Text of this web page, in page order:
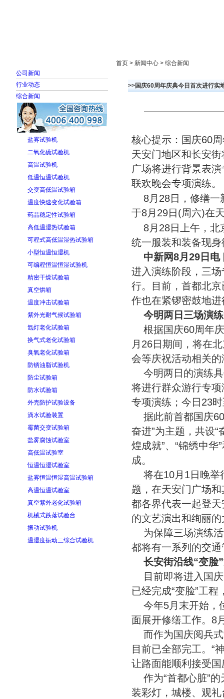
公司新闻
行业动态
综合新闻
盐雾试验机
二氧化硫试验机
高温试验机
低温恒温试验机
交变高低温试验箱
温度快速变化试验箱
药品稳定性试验箱
高低温湿热试验箱
可程式高低温湿热试验箱
小型恒温恒湿机
可编程恒温恒湿试验机
精密干燥试验箱
真空烘箱
温度冲击试验箱
紫外光耐气候试验箱
氙灯老化试验箱
换气式老化试验箱
臭氧老化试验箱
防锈油脂试验机
防尘试验箱
防水试验箱
外壳防护试验设备
滴水试验装置
霉菌交变试验箱
盐雾腐蚀试验室
高低温试验室
恒温恒湿试验室
盐雾恒温恒湿高温试验箱
高温恒温试验室
真空紫外老化试验箱
机械式跌落试验台
振动试验机
温湿度振动三综合试验机
首页 > 新闻中心 > 综合新闻
>>国庆60周年庆典今日首次进行实
核心提示：国庆60
天安门地区和长安
广场将进行背景表
联欢晚会专项演练。
8月28日，修缮一
于8月29日(周六)在
8月28日上午，北
统一服装和装备现
中新网8月29日电
进入演练阶段，三
行。目前，首都北
作也在紧锣密鼓地进
今明两日三场演
根据国庆60周年
月26日期间，将在
会等庆祝活动相关
今明两日的演练
将进行群众游行专
专项演练；今日23
据此前首都国庆
奋进”为主题，共设“
煌成就”、“锦绣中华
成。
将在10月1日晚举
题，在天安门广场
都各界代表一起登
的文艺演出和绚丽
为保障三场演练
都将有一系列的交
长安街沿线“变脸
目前即将进入国
已经完成“变脸”工
今年5月末开始，
面展开修缮工作。8
而作为国庆阅兵
目前已全部完工。“
让路面能顺利接受
作为“首都心脏”
装彩灯，城楼、观